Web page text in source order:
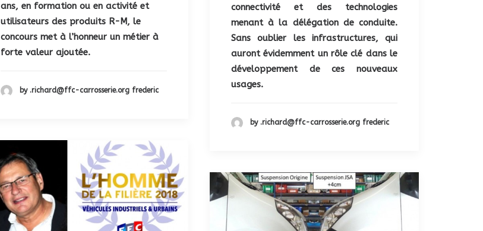
ans, en formation ou en activité et
utilisateurs des produits R-M, le
concours met à l’honneur un métier à
forte valeur ajoutée.
by .richard@ffc-carrosserie.org frederic
connectivité et des technologies
menant à la délégation de conduite.
Sans oublier les infrastructures, qui
auront évidemment un rôle clé dans le
développement de ces nouveaux
usages.
by .richard@ffc-carrosserie.org frederic